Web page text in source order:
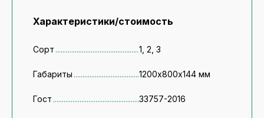
Характеристики/стоимость
Сорт 1, 2, 3
Габариты 1200х800х144 мм
Гост 33757-2016